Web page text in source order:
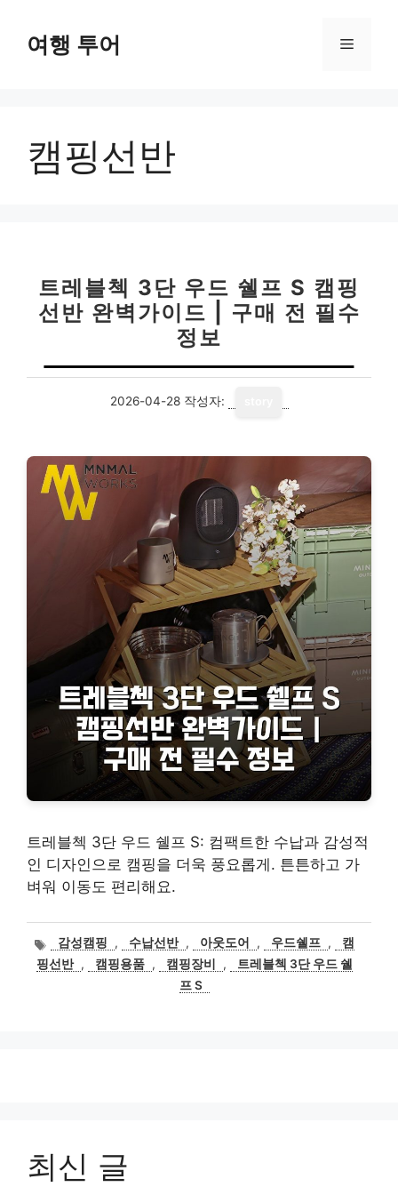
여행 투어 메
캠핑선반
트레블첵 3단 우드 쉘프 S 캠핑
선반 완벽가이드 | 구매 전 필수
정보
2026-04-28 작성자:
트레블첵 3단 우드 쉘프 S: 컴팩트한 수납과 감성적
인 디자인으로 캠핑을 더욱 풍요롭게. 튼튼하고 가
벼워 이동도 편리해요.
태
그
감성캠핑 , 수납선반 , 아웃도어 , 우드쉘프 ,
캠
핑선반 , 캠핑용품 , 캠핑장비 ,
트레블첵 3단 우드 쉘
프 S
최신 글